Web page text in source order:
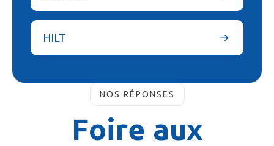
HILT
NOS RÉPONSES
Foire aux